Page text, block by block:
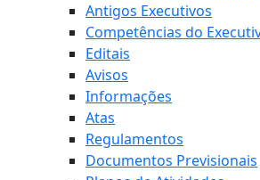
Antigos Executivos
Competências do
Editais
Avisos
Informações
Atas
Regulamentos
Documentos Previsionais